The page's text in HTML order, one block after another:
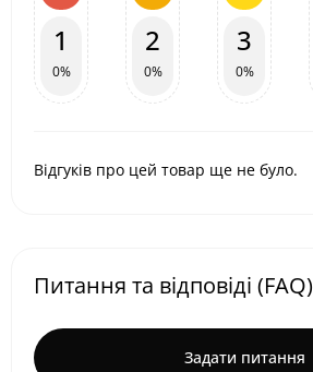
1
0%
2
0%
3
0%
Відгуків про цей товар ще не було.
Питання та відповіді (FAQ)
Задати питання